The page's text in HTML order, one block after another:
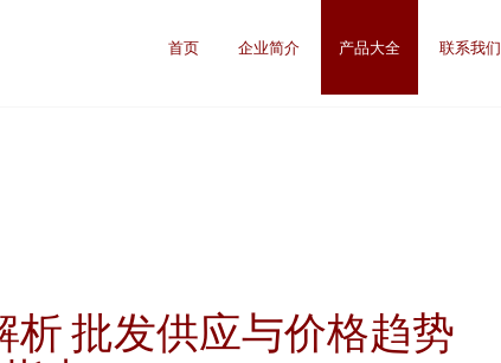
首页 企业简介 产品大全 联系我们
析 批发供应与价格趋势